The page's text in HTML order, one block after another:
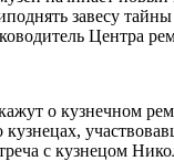
завесу
Центра
о кузнечном
с кузнецом